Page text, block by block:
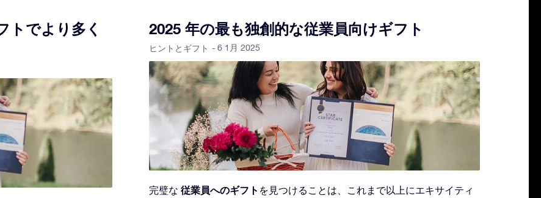
トでより多く
2025 年の最も独創的な従業員向けギフト
ヒントとギフト - 6 1月 2025
完璧な 従業員へのギフト を見つけることは、これまで以上にエキサイティ